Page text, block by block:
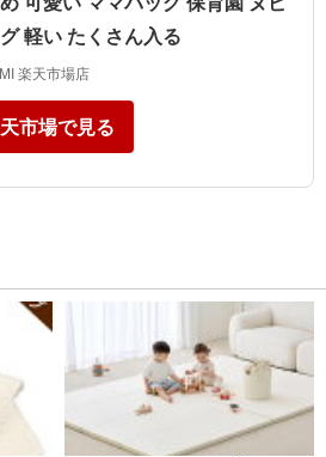
軽い たくさん入る
楽天市場店
市場で見る